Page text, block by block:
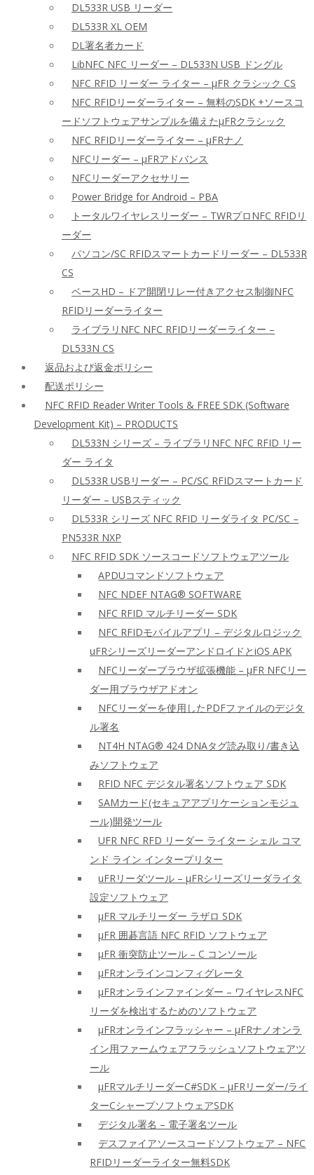
DL533R USB リーダー
DL533R XL OEM
DL署名者カード
LibNFC NFC リーダー – DL533N USB ドングル
NFC RFID リーダー ライター – μFR クラシック CS
NFC RFIDリーダーライター – 無料のSDK +ソースコ
ードソフトウェアサンプルを備えたμFRクラシック
NFC RFIDリーダーライター – μFRナノ
NFCリーダー – μFRアドバンス
NFCリーダーアクセサリー
Power Bridge for Android – PBA
トータルワイヤレスリーダー – TWRプロNFC RFIDリ
ーダー
パソコン/SC RFIDスマートカードリーダー – DL533R
CS
ベースHD – ドア開閉リレー付きアクセス制御NFC
RFIDリーダーライター
ライブラリNFC NFC RFIDリーダーライター –
DL533N CS
返品および返金ポリシー
配送ポリシー
NFC RFID Reader Writer Tools & FREE SDK (Software
Development Kit) – PRODUCTS
DL533N シリーズ – ライブラリNFC NFC RFID リー
ダー ライタ
DL533R USBリーダー – PC/SC RFIDスマートカード
リーダー – USBスティック
DL533R シリーズ NFC RFID リーダライタ PC/SC –
PN533R NXP
NFC RFID SDK ソースコードソフトウェアツール
APDUコマンドソフトウェア
NFC NDEF NTAG® SOFTWARE
NFC RFID マルチリーダー SDK
NFC RFIDモバイルアプリ – デジタルロジック
uFRシリーズリーダーアンドロイドとiOS APK
NFCリーダーブラウザ拡張機能 – μFR NFCリー
ダー用ブラウザアドオン
NFCリーダーを使用したPDFファイルのデジタ
ル署名
NT4H NTAG® 424 DNAタグ読み取り/書き込
みソフトウェア
RFID NFC デジタル署名ソフトウェア SDK
SAMカード(セキュアアプリケーションモジュ
ール)開発ツール
UFR NFC RFD リーダー ライター シェル コマ
ンド ライン インタープリター
uFRリーダツール – μFRシリーズリーダライタ
設定ソフトウェア
μFR マルチリーダー ラザロ SDK
μFR 囲碁言語 NFC RFID ソフトウェア
μFR 衝突防止ツール – C コンソール
μFRオンラインコンフィグレータ
μFRオンラインファインダー – ワイヤレスNFC
リーダを検出するためのソフトウェア
μFRオンラインフラッシャー – μFRナノオンラ
イン用ファームウェアフラッシュソフトウェアツ
ール
μFRマルチリーダーC#SDK – μFRリーダー/ライ
ターCシャープソフトウェアSDK
デジタル署名 – 電子署名ツール
デスファイアソースコードソフトウェア – NFC
RFIDリーダーライター無料SDK